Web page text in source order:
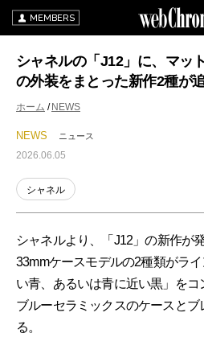
MEMBERS
シャネルの「J12」に、マッ
の外装をまとった新作2種が
ホーム NEWS
NEWS ニュース
2026.06.05
シャネル
シャネルより、「J12」の新作が
33mmケースモデルの2種類がラ
い青、あるいは青に近い黒」を
ブルーセラミックスのケースと
る。